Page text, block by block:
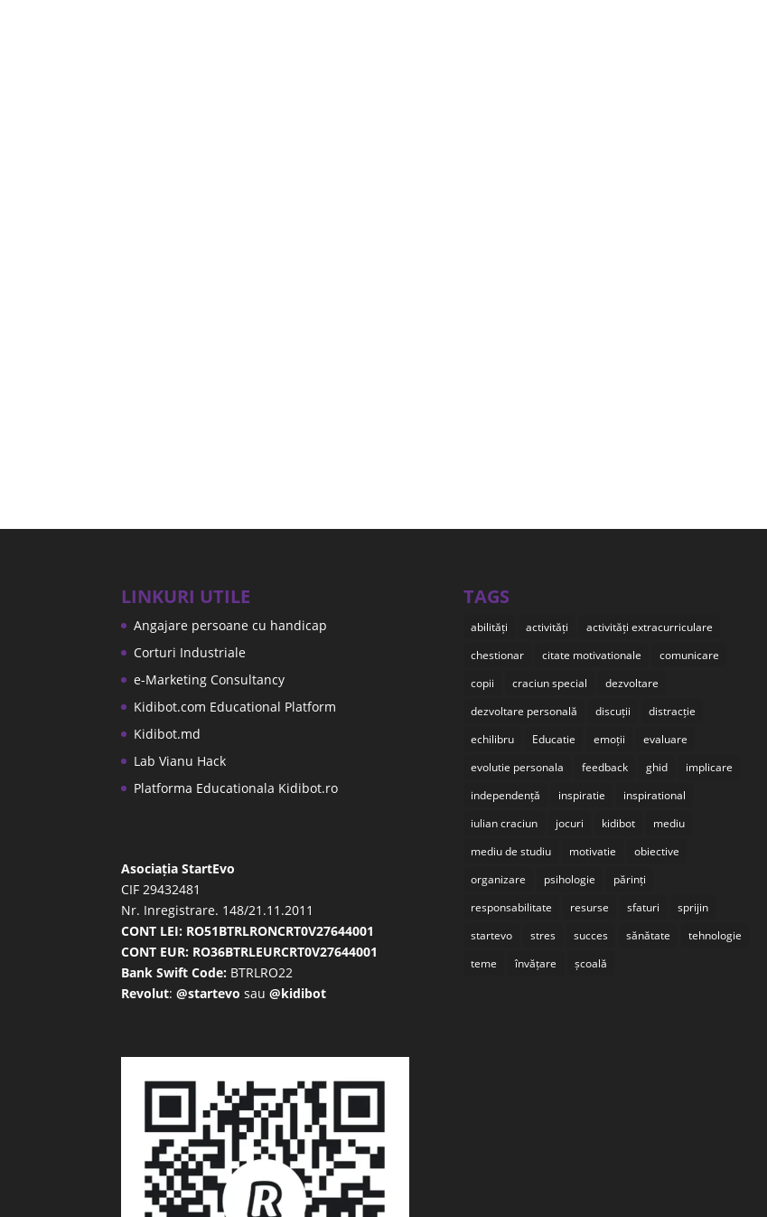
LINKURI UTILE
Angajare persoane cu handicap
Corturi Industriale
e-Marketing Consultancy
Kidibot.com Educational Platform
Kidibot.md
Lab Vianu Hack
Platforma Educationala Kidibot.ro
Asociația StartEvo
CIF 29432481
Nr. Inregistrare. 148/21.11.2011
CONT LEI: RO51BTRLRONCRT0V27644001
CONT EUR: RO36BTRLEURCRT0V27644001
Bank Swift Code: BTRLRO22
Revolut:@startevo sau@kidibot
TAGS
abilități activități
activități extracurriculare
chestionar
citate motivationale
comunicare
copii
craciun special
dezvoltare
dezvoltare personală
discuții
distracție
echilibru
Educatie emoții
evaluare
evolutie personala
feedback ghid
implicare
independență
inspiratie
inspirational
iulian craciun
jocuri kidibot
mediu
mediu de studiu
motivatie
obiective
organizare
psihologie
părinți
responsabilitate
resurse sfaturi
sprijin
startevo
stres succes sănătate
tehnologie
teme
învățare școală